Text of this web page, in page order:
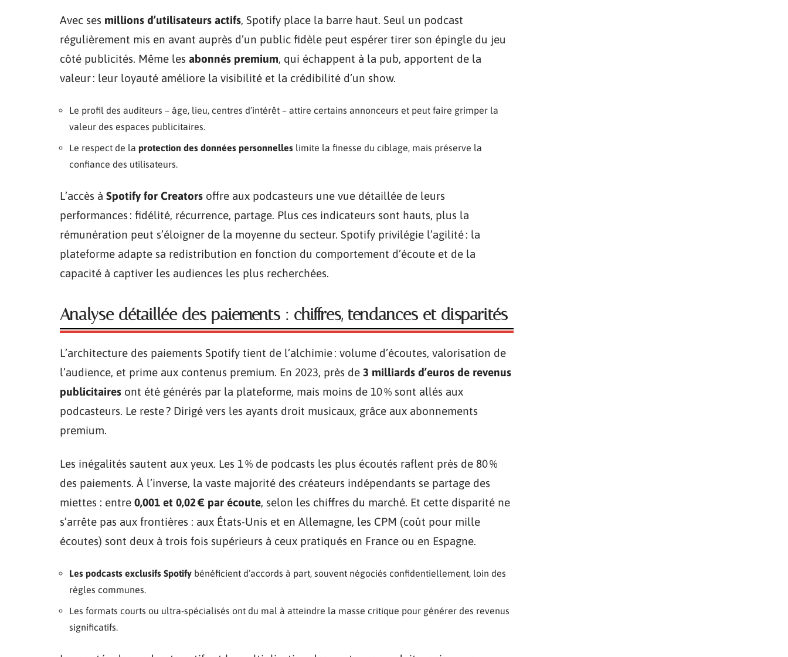
Avec ses millions d’utilisateurs actifs, Spotify place la barre haut. Seul un podcast
régulièrement mis en avant auprès d’un public fidèle peut espérer tirer son épingle du jeu
côté publicités. Même les abonnés premium, qui échappent à la pub, apportent de la
valeur : leur loyauté améliore la visibilité et la crédibilité d’un show.
Le profil des auditeurs – âge, lieu, centres d’intérêt – attire certains annonceurs et peut faire grimper la
valeur des espaces publicitaires.
Le respect de la protection des données personnelles limite la finesse du ciblage, mais préserve la
confiance des utilisateurs.
L’accès à Spotify for Creators offre aux podcasteurs une vue détaillée de leurs
performances : fidélité, récurrence, partage. Plus ces indicateurs sont hauts, plus la
rémunération peut s’éloigner de la moyenne du secteur. Spotify privilégie l’agilité : la
plateforme adapte sa redistribution en fonction du comportement d’écoute et de la
capacité à captiver les audiences les plus recherchées.
Analyse détaillée des paiements : chiffres, tendances et disparités
L’architecture des paiements Spotify tient de l’alchimie : volume d’écoutes, valorisation de
l’audience, et prime aux contenus premium. En 2023, près de 3 milliards d’euros de revenus
publicitaires ont été générés par la plateforme, mais moins de 10 % sont allés aux
podcasteurs. Le reste ? Dirigé vers les ayants droit musicaux, grâce aux abonnements
premium.
Les inégalités sautent aux yeux. Les 1 % de podcasts les plus écoutés raflent près de 80 %
des paiements. À l’inverse, la vaste majorité des créateurs indépendants se partage des
miettes : entre 0,001 et 0,02 € par écoute, selon les chiffres du marché. Et cette disparité ne
s’arrête pas aux frontières : aux États-Unis et en Allemagne, les CPM (coût pour mille
écoutes) sont deux à trois fois supérieurs à ceux pratiqués en France ou en Espagne.
Les podcasts exclusifs Spotify bénéficient d’accords à part, souvent négociés confidentiellement, loin des
règles communes.
Les formats courts ou ultra-spécialisés ont du mal à atteindre la masse critique pour générer des revenus
significatifs.